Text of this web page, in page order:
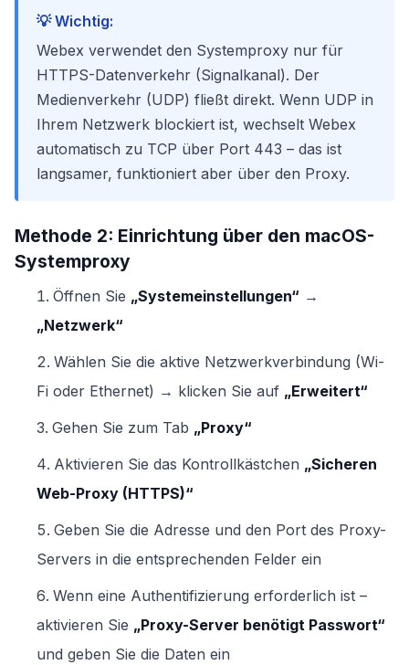
💡 Wichtig:
Webex verwendet den Systemproxy nur für
HTTPS-Datenverkehr (Signalkanal). Der
Medienverkehr (UDP) fließt direkt. Wenn UDP in
Ihrem Netzwerk blockiert ist, wechselt Webex
automatisch zu TCP über Port 443 – das ist
langsamer, funktioniert aber über den Proxy.
Methode 2: Einrichtung über den macOS-
Systemproxy
Öffnen Sie „Systemeinstellungen“ →
„Netzwerk“
Wählen Sie die aktive Netzwerkverbindung (Wi-
Fi oder Ethernet) → klicken Sie auf „Erweitert“
Gehen Sie zum Tab „Proxy“
Aktivieren Sie das Kontrollkästchen „Sicheren
Web-Proxy (HTTPS)“
Geben Sie die Adresse und den Port des Proxy-
Servers in die entsprechenden Felder ein
Wenn eine Authentifizierung erforderlich ist –
aktivieren Sie „Proxy-Server benötigt Passwort“
und geben Sie die Daten ein